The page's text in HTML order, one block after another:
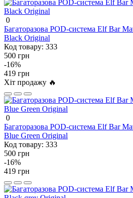
0
Багаторазова POD-система Elf Bar
Black Original
Код товару: 333
500 грн
-16%
419 грн
Хіт продажу 🔥
0
Багаторазова POD-система Elf Bar
Blue Green Original
Код товару: 333
500 грн
-16%
419 грн